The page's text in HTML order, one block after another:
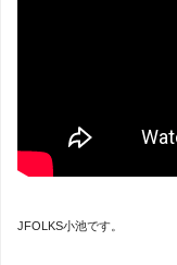
JFOLKS小池です。